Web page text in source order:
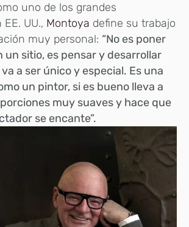
uno de los grandes
EE. UU., Montoya define su trabajo
muy personal: “No es poner
un sitio, es pensar y desarrollar
a ser único y especial. Es una
un pintor, si es bueno lleva a
muy suaves y hace que
se encante”.